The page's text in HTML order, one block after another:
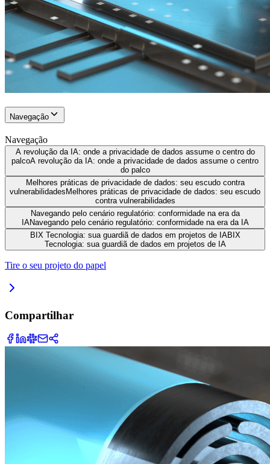
Navegação
Navegação
A revolução da IA: onde a privacidade de dados assume o centro do
palcoA revolução da IA: onde a privacidade de dados assume o centro
do palco
Melhores práticas de privacidade de dados: seu escudo contra
vulnerabilidades Melhores práticas de privacidade de dados: seu escudo
contra vulnerabilidades
Navegando pelo cenário regulatório: conformidade na era da
IANavegando pelo cenário regulatório: conformidade na era da IA
BIX Tecnologia: sua guardiã de dados em projetos de IABIX
Tecnologia: sua guardiã de dados em projetos de IA
Tire o seu projeto do papel
Compartilhar